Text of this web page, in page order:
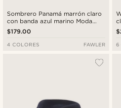
Sombrero Panamá marrón claro
con banda azul marino Moda
Piero
$179.00
4 COLORES FAWLER 6